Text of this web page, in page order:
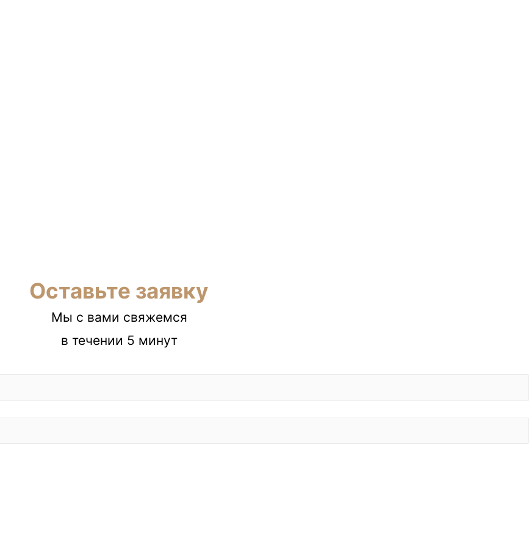
Оставьте заявку
Мы с вами свяжемся
в течении 5 минут